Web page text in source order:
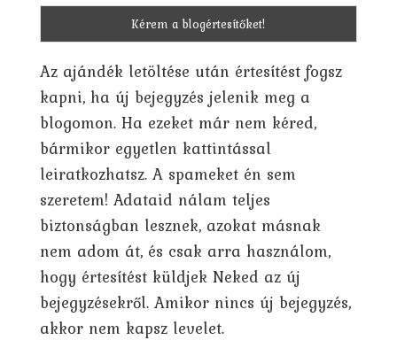
Az ajándék letöltése után értesítést fogsz
kapni, ha új bejegyzés jelenik meg a
blogomon. Ha ezeket már nem kéred,
bármikor egyetlen kattintással
leiratkozhatsz. A spameket én sem
szeretem! Adataid nálam teljes
biztonságban lesznek, azokat másnak
nem adom át, és csak arra használom,
hogy értesítést küldjek Neked az új
bejegyzésekről. Amikor nincs új bejegyzés,
akkor nem kapsz levelet.